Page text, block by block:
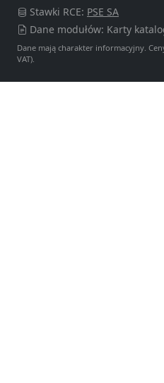
Stawki RCE: PSE SA
Dane modułów: Karty
Dane mają charakter informacyjny.
VAT).